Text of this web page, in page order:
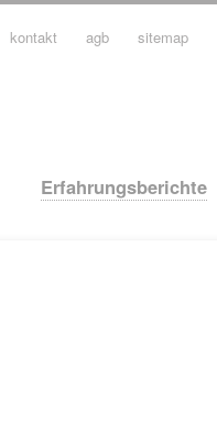
Erfahrungsberichte
kontakt agb sitemap